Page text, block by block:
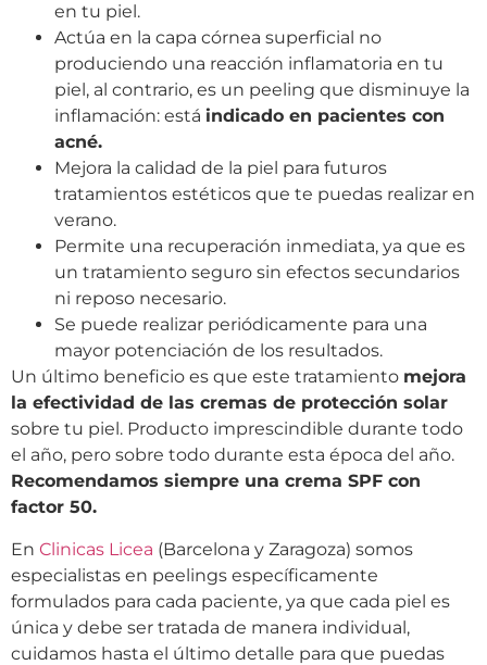
en tu piel.
Actúa en la capa córnea superficial no
produciendo una reacción inflamatoria en tu
piel, al contrario, es un peeling que disminuye la
inflamación: está indicado en pacientes con
acné.
Mejora la calidad de la piel para futuros
tratamientos estéticos que te puedas realizar en
verano.
Permite una recuperación inmediata, ya que es
un tratamiento seguro sin efectos secundarios
ni reposo necesario.
Se puede realizar periódicamente para una
mayor potenciación de los resultados.
Un último beneficio es que este tratamiento mejora
la efectividad de las cremas de protección solar
sobre tu piel. Producto imprescindible durante todo
el año, pero sobre todo durante esta época del año.
Recomendamos siempre una crema SPF con
factor 50.
En Clinicas Licea (Barcelona y Zaragoza) somos
especialistas en peelings específicamente
formulados para cada paciente, ya que cada piel es
única y debe ser tratada de manera individual,
cuidamos hasta el último detalle para que puedas